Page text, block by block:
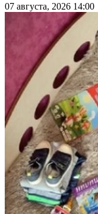
07 августа, 2026 14:00